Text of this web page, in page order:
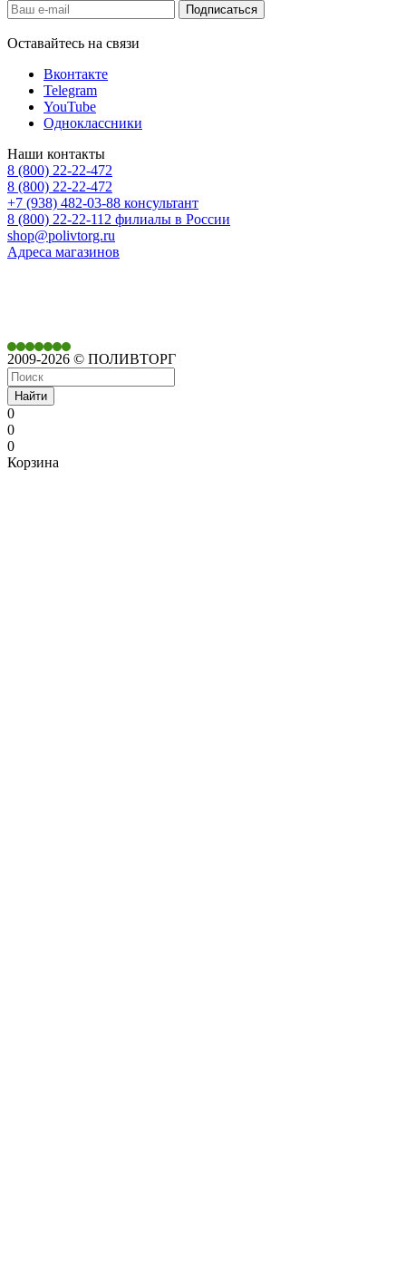
Оставайтесь на связи
Вконтакте
Telegram
YouTube
Одноклассники
Наши контакты
8 (800) 22-22-472
8 (800) 22-22-472
+7 (938) 482-03-88 консультант
8 (800) 22-22-112 филиалы в России
shop@polivtorg.ru
Адреса магазинов
2009-2026 © ПОЛИВТОРГ
Найти
0
0
0
Корзина